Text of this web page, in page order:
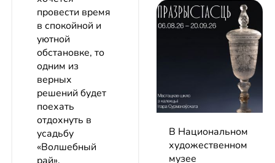
провести время
в спокойной и
уютной
обстановке, то
одним из
верных
решений будет
поехать
отдохнуть в
усадьбу
«Волшебный
В Национальном
художественном
музее